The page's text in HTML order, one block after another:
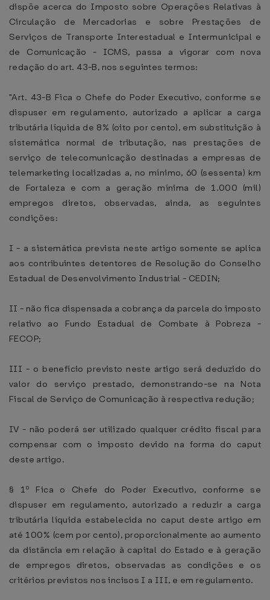
dispõe acerca do Imposto sobre Operações Relativas à
Circulação de Mercadorias e sobre Prestações de
Serviços de Transporte Interestadual e Intermunicipal e
de Comunicação - ICMS, passa a vigorar com nova
redação do art. 43-B, nos seguintes termos:
"Art. 43-B Fica o Chefe do Poder Executivo, conforme se
dispuser em regulamento, autorizado a aplicar a carga
tributária líquida de 8% (oito por cento), em substituição à
sistemática normal de tributação, nas prestações de
serviço de telecomunicação destinadas a empresas de
telemarketing localizadas a, no mínimo, 60 (sessenta) km
de Fortaleza e com a geração mínima de 1.000 (mil)
empregos diretos, observadas, ainda, as seguintes
condições:
I - a sistemática prevista neste artigo somente se aplica
aos contribuintes detentores de Resolução do Conselho
Estadual de Desenvolvimento Industrial - CEDIN;
II - não fica dispensada a cobrança da parcela do imposto
relativo ao Fundo Estadual de Combate à Pobreza -
FECOP;
III - o benefício previsto neste artigo será deduzido do
valor do serviço prestado, demonstrando-se na Nota
Fiscal de Serviço de Comunicação à respectiva redução;
IV - não poderá ser utilizado qualquer crédito fiscal para
compensar com o imposto devido na forma do caput
deste artigo.
§ 1º Fica o Chefe do Poder Executivo, conforme se
dispuser em regulamento, autorizado a reduzir a carga
tributária líquida estabelecida no caput deste artigo em
até 100% (cem por cento), proporcionalmente ao aumento
da distância em relação à capital do Estado e à geração
de empregos diretos, observadas as condições e os
critérios previstos nos incisos I a III, e em regulamento.